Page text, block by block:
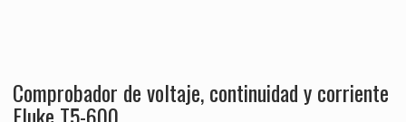
Comprobador de voltaje, continuidad y corriente